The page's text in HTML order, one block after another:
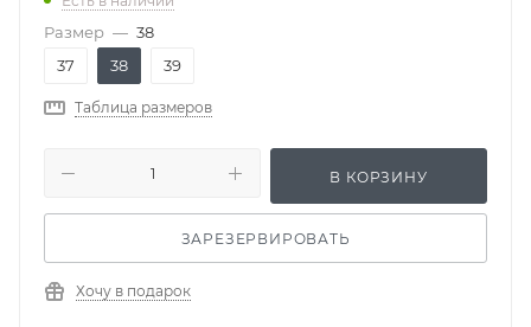
Размер — 38
37
38 39
Таблица размеров
В КОРЗИНУ
ЗАРЕЗЕРВИРОВАТЬ
Хочу в подарок